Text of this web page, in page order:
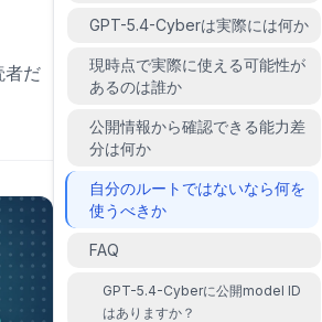
者だ
GPT-5.4-Cyberは実際には何か
現時点で実際に使える可能性が
あるのは誰か
公開情報から確認できる能力差
分は何か
自分のルートではないなら何を
使うべきか
FAQ
GPT-5.4-Cyberに公開model ID
はありますか？